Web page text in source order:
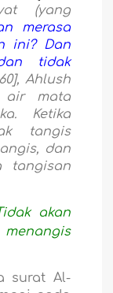
(yang
merasa
ini? Dan
tidak
Ahlush
air mata
Ketika
tangis
dan
tangisan
akan
surat Al-